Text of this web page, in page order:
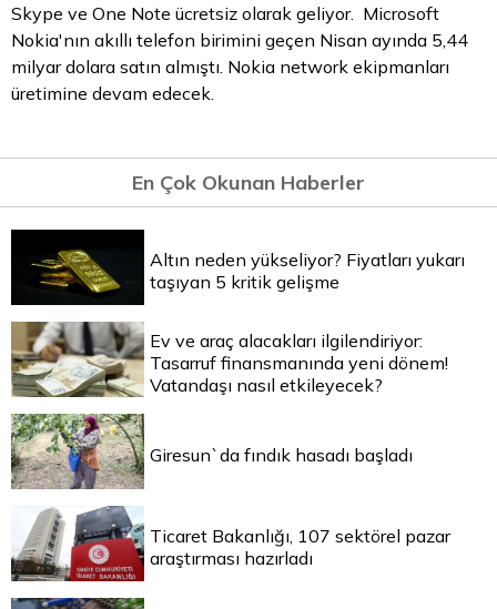
Skype ve One Note ücretsiz olarak geliyor. Microsoft
Nokia'nın akıllı telefon birimini geçen Nisan ayında 5,44
milyar dolara satın almıştı. Nokia network ekipmanları
üretimine devam edecek.
En Çok Okunan Haberler
Altın neden yükseliyor? Fiyatları yukarı
taşıyan 5 kritik gelişme
Ev ve araç alacakları ilgilendiriyor:
Tasarruf finansmanında yeni dönem!
Vatandaşı nasıl etkileyecek?
Giresun`da fındık hasadı başladı
Ticaret Bakanlığı, 107 sektörel pazar
araştırması hazırladı